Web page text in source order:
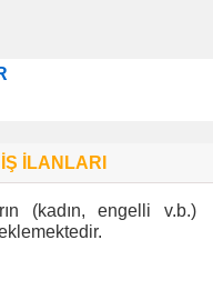
İLANLARI
(kadın, engelli v.b.)